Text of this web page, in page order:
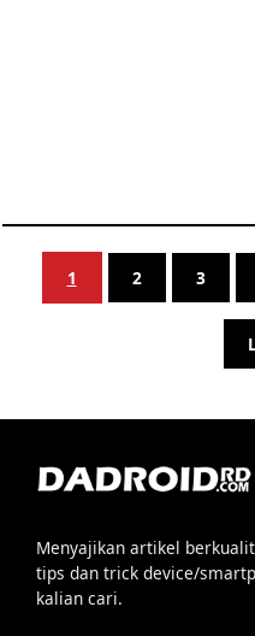
1 2 3
Menyajikan artikel
tips dan trick device/
kalian cari.